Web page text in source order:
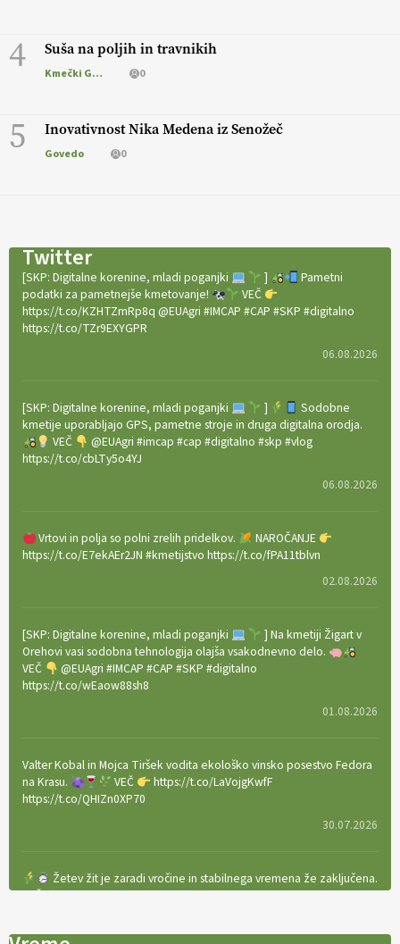
4 Suša na poljih in travnikih
Kmečki Glas 0
5 Inovativnost Nika Medena iz Senožeč
Govedo 0
Twitter
[SKP: Digitalne korenine, mladi poganjki ]
Pametni
podatki za pametnejše kmetovanje!
VEČ
https://t.co/KZHTZmRp8q @EUAgri #IMCAP #CAP #SKP #digitalno
https://t.co/TZr9EXYGPR
06.08.2026
[SKP: Digitalne korenine, mladi poganjki ]
Sodobne
kmetije uporabljajo GPS, pametne stroje in druga digitalna orodja.
VEČ
@EUAgri #imcap #cap #digitalno #skp #vlog
https://t.co/cbLTy5o4YJ
06.08.2026
Vrtovi in polja so polni zrelih pridelkov.
NAROČANJE
https://t.co/E7ekAEr2JN #kmetijstvo https://t.co/fPA11tblvn
02.08.2026
[SKP: Digitalne korenine, mladi poganjki
] Na kmetiji Žigart v
Orehovi vasi sodobna tehnologija olajša vsakodnevno delo.
VEČ
@EUAgri #IMCAP #CAP #SKP #digitalno
https://t.co/wEaow88sh8
01.08.2026
Valter Kobal in Mojca Tiršek vodita ekološko vinsko posestvo Fedora
na Krasu.
VEČ
https://t.co/LaVojgKwfF
https://t.co/QHIZn0XP70
30.07.2026
Žetev žit je zaradi vročine in stabilnega vremena že zaključena.
VEČ
https://t.co/bBWaIz6Hhh https://t.co/TtKoOF5ENS